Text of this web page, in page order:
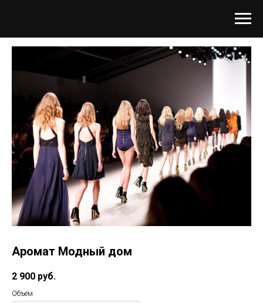
Аромат Модный дом
2 900 руб.
Объём